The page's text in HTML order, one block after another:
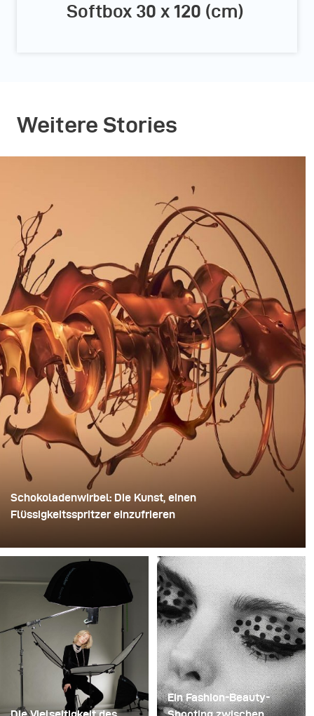
Softbox 30 x 120 (cm)
Weitere Stories
Schokoladenwirbel: Die Kunst, einen
Flüssigkeitsspritzer einzufrieren
günstiger Einweg-Sektgläser aus Kunststoff. Er
entfernte die Standfüße, bohrte ein Loch durch die Mitte
jedes einzelnen Glases und steckte sie anschließend
auf einen Bohrer. So entstand eine mehrschichtige,
rotierende Konstruktion, die die Flüssigkeit zunächst
aufnehmen und dann freigeben konnte.
Ein Fashion-Beauty-